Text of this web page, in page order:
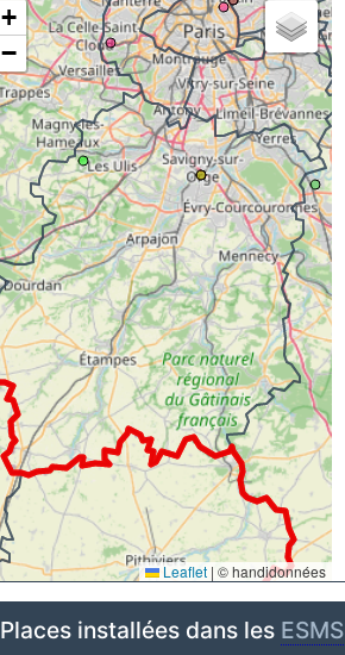
+
−
Leaflet | © handidonnées
Places installées dans les ESMS